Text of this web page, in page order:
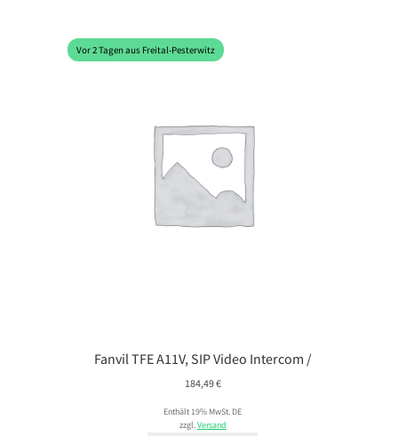
Vor 2 Tagen aus Freital-Pesterwitz
Fanvil TFE A11V, SIP Video Intercom /
184,49€
Enthält 19% MwSt. DE
zzgl.Versand